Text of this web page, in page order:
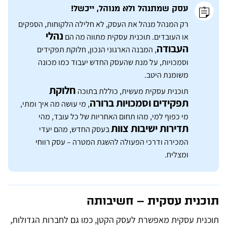
עסק שמתנהל ולא מנוהל, ייכשל!
רק המנהל מנהל את העסק, לא חלילה הלקוחות, הספקים
או העובדים. תוכנית עסקית מתווה מה הם נהלי
העבודה, המבנה הארגוני הנכון, חלוקת תפקידים
וסמכויות, על מנת שהעסק החדש יעבוד כמו מכונה
משומנת היטב.
תוכנית עסקית מעשית, כוללת בתוכה חלוקת
תפקידים וסמכויות ברורה, מי עושה מה איך ומתי,
מי כפוף למי, מהו תחום האחריות של כל עובד, מהי
תדירות ישיבות צוותבעסק החדש, מהם יעדי
המכירה ודרכי הפעולה להשגת המטרה – עסק רווחי
ומצליח.
תוכנית עסקית – חשיבותה
תוכנית עסקית מאפשרת לעסק הקטן, כמו גם לחברות הגדולות,